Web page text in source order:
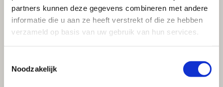
partners kunnen deze gegevens combineren met andere
informatie die u aan ze heeft verstrekt of die ze hebben
verzameld op basis van uw gebruik van hun services.
Noodzakelijk